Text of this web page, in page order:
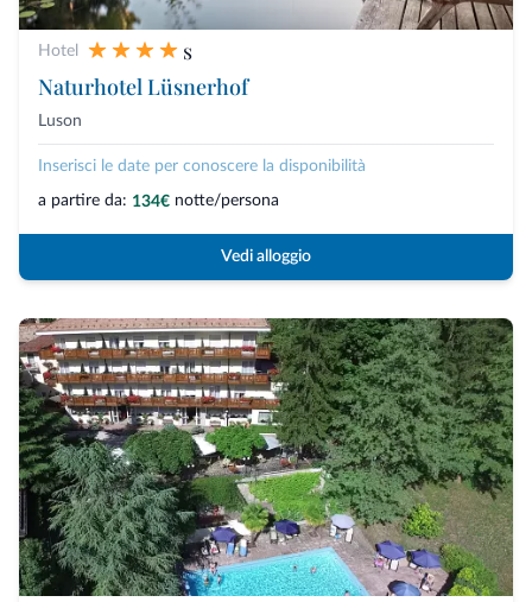
Hotel
s
Naturhotel Lüsnerhof
Luson
Inserisci le date per conoscere la disponibilità
a partire da: 134€ notte/persona
Vedi alloggio